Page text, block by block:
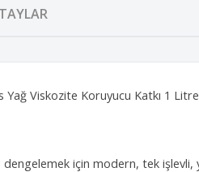
Viskozite Koruyucu Katkı 1 Litre
dengelemek için modern, tek işlevli,